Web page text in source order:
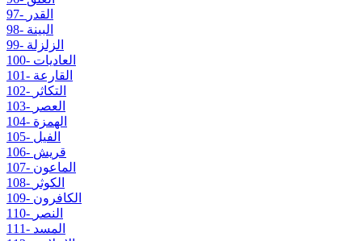
97- القدر
98- البينة
99- الزلزلة
100- العاديات
101- القارعة
102- التكاثر
103- العصر
104- الهمزة
105- الفيل
106- قريش
107- الماعون
108- الكوثر
109- الكافرون
110- النصر
111- المسد